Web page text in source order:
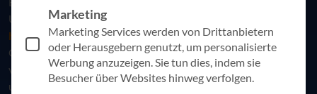
Unsere maßgeschneiderten IT-Lösungen bieten Flexibilität,
höchste Sicherheitsstandardsund Skalierbarkeit, um Ihre
Organisation auf die Herausforderungen von morgen
vorzubereiten. Wir machen Ihre IT-Landschaft zukunftsfähig
und heben Ihr Unternehmen auf das nächste Level.
Marketing
Marketing Services werden von Drittanbietern
oder Herausgebern genutzt, um personalisierte
Werbung anzuzeigen. Sie tun dies, indem sie
Besucher über Websites hinweg verfolgen.